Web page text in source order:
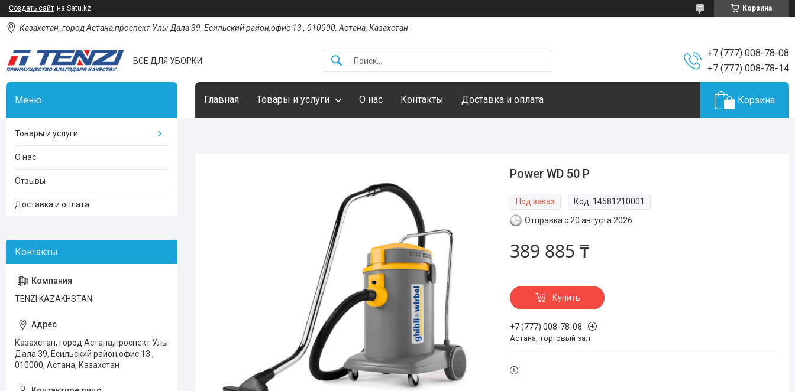
Создать сайт на Satu.kz Корзина
Казахстан, город Астана,проспект Улы Дала 39, Есильский район,офис 13 , 010000, Астана, Казахстан
ВСЕ ДЛЯ УБОРКИ
+7 (777) 008-78-08
+7 (777) 008-78-14
Главная Товары и услуги О нас Контакты Доставка и оплата Корзина
Power WD 50 P
Под заказ Код: 14581210001
Отправка с 20 августа 2026
389 885 ₸
Купить
+7 (777) 008-78-08
Астана, торговый зал
Товары и услуги
О нас
Отзывы
Доставка и оплата
TENZI KAZAKHSTAN
Казахстан, город Астана,проспект Улы
Дала 39, Есильский район,офис 13 ,
010000, Астана, Казахстан